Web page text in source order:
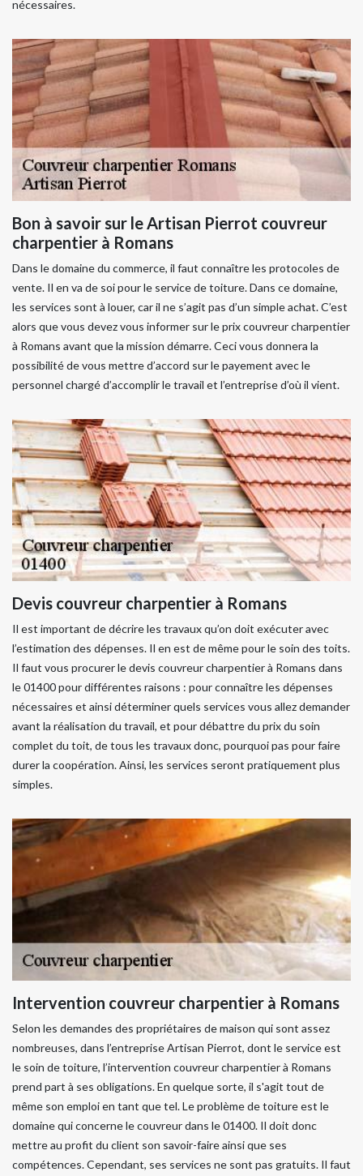
nécessaires.
Bon à savoir sur le Artisan Pierrot couvreur
charpentier à Romans
Dans le domaine du commerce, il faut connaître les protocoles de
vente. Il en va de soi pour le service de toiture. Dans ce domaine,
les services sont à louer, car il ne s’agit pas d’un simple achat. C’est
alors que vous devez vous informer sur le prix couvreur charpentier
à Romans avant que la mission démarre. Ceci vous donnera la
possibilité de vous mettre d’accord sur le payement avec le
personnel chargé d’accomplir le travail et l’entreprise d’où il vient.
Devis couvreur charpentier à Romans
Il est important de décrire les travaux qu’on doit exécuter avec
l’estimation des dépenses. Il en est de même pour le soin des toits.
Il faut vous procurer le devis couvreur charpentier à Romans dans
le 01400 pour différentes raisons : pour connaître les dépenses
nécessaires et ainsi déterminer quels services vous allez demander
avant la réalisation du travail, et pour débattre du prix du soin
complet du toit, de tous les travaux donc, pourquoi pas pour faire
durer la coopération. Ainsi, les services seront pratiquement plus
simples.
Intervention couvreur charpentier à Romans
Selon les demandes des propriétaires de maison qui sont assez
nombreuses, dans l’entreprise Artisan Pierrot, dont le service est
le soin de toiture, l’intervention couvreur charpentier à Romans
prend part à ses obligations. En quelque sorte, il s'agit tout de
même son emploi en tant que tel. Le problème de toiture est le
domaine qui concerne le couvreur dans le 01400. Il doit donc
mettre au profit du client son savoir-faire ainsi que ses
compétences. Cependant, ses services ne sont pas gratuits. Il faut